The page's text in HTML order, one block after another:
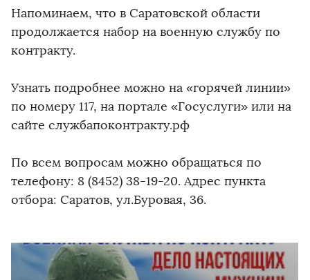
Напоминаем, что в Саратовской области
продолжается набор на военную службу по
контракту.
️Узнать подробнее можно на «горячей линии»
по номеру 117, на портале «Госуслуги» или на
сайте службапоконтракту.рф
По всем вопросам можно обращаться по
телефону: 8 (8452) 38-19-20. Адрес пункта
отбора: Саратов, ул.Буровая, 36.